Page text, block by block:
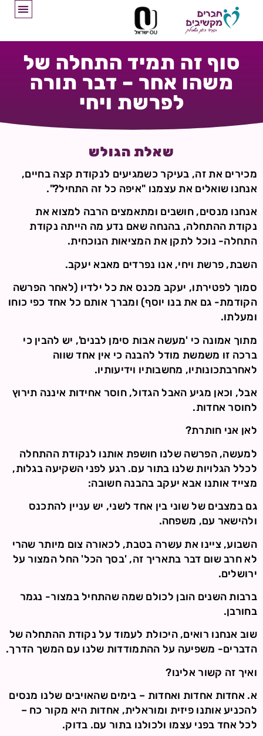
סוף זה תמיד התחלה של
משהו אחר – דבר תורה
לפרשת ויחי
שאלת הגולש
מכירים את זה, בעיקר כשמגיעים לנקודת קצה בחיים,
אנחנו שואלים את עצמנו "איפה כל זה התחיל?".
אנחנו מנסים, חושבים ומתאמצים הרבה למצוא את
נקודת ההתחלה, בהנחה שאם נדע מה הייתה נקודת
התחלה- נוכל לתקן את המציאות הנוכחית.
השבת, פרשת ויחי, אנו נפרדים מאבא יעקב.
סמוך לפטירתו, יעקב מכנס את כל ילדיו (לאחר הפרשה
הקודמת- גם את בנו יוסף) ומברך אותם כל אחד כפי כוחו
ומעלתו.
מתוך אמונה כי 'מעשה אבות סימן לבנים', יש להבין כי
ברכה זו משמשת מודל להבנה כי אין אחד שווה
לאחרבתכונותיו, מחשבותיו וידיעותיו.
אבל, וכאן מגיע האבל הגדול, חוסר אחידות איננה תירוץ
לחוסר אחדות.
לאן אני חותרת?
למעשה, הפרשה שלנו חושפת אותנו לנקודת ההתחלה
לכלל הגלויות שלנו בתור עם. רגע לפני השקיעה בגלות,
מצייד אותנו אבא יעקב בהבנה חשובה:
גם במצבים של שוני בין אחד לשני, יש עניין להתכנס
ולהישאר עם, משפחה.
השבוע, ציינו את עשרה בטבת, לכאורה צום מיותר שהרי
לא חרב שום דבר בתאריך זה, 'בסך הכל' החל המצור על
ירושלים.
ברבות השנים הובן לכולם שמה שהתחיל במצור- נגמר
בחורבן.
שוב אנחנו רואים, היכולת לעמוד על נקודת ההתחלה של
הדברים- משפיעה על ההתמודדות שלנו עם המשך הדרך.
ואיך זה קשור אלינו?
א. אחדות אחדות ואחדות – בימים שהאויבים שלנו מנסים
להכניע אותנו פיזית ומוראלית, אחדות היא מקור כח –
לכל אחד בפני עצמו ולכולנו בתור עם. בדוק.